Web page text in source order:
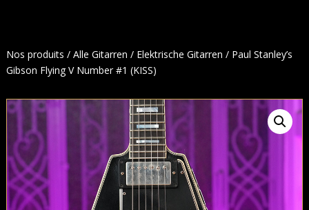
Nos produits / Alle Gitarren / Elektrische Gitarren / Paul Stanley’s
Gibson Flying V Number #1 (KISS)